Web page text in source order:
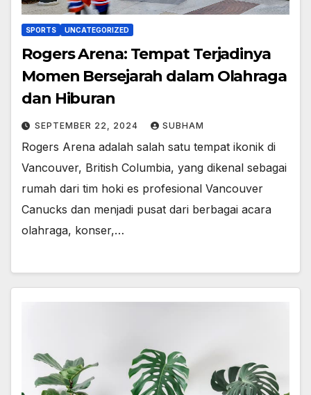
SPORTS UNCATEGORIZED
Rogers Arena: Tempat Terjadinya
Momen Bersejarah dalam Olahraga
dan Hiburan
SEPTEMBER 22, 2024 SUBHAM
Rogers Arena adalah salah satu tempat ikonik di
Vancouver, British Columbia, yang dikenal sebagai
rumah dari tim hoki es profesional Vancouver
Canucks dan menjadi pusat dari berbagai acara
olahraga, konser,…